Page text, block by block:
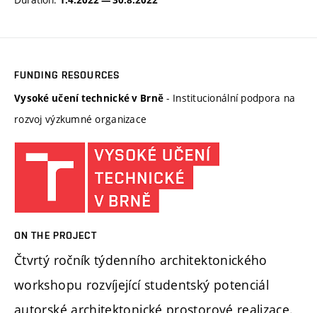
FUNDING RESOURCES
Vysoké učení technické v Brně - Institucionální podpora na
rozvoj výzkumné organizace
ON THE PROJECT
Čtvrtý ročník týdenního architektonického
workshopu rozvíjející studentský potenciál
autorské architektonické prostorové realizace.